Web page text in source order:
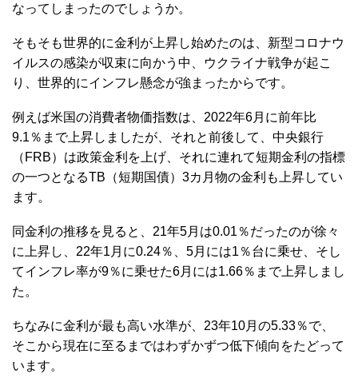
なってしまったのでしょうか。
そもそも世界的に金利が上昇し始めたのは、新型コロナウ
イルスの感染が収束に向かう中、ウクライナ戦争が起こ
り、世界的にインフレ懸念が強まったからです。
例えば米国の消費者物価指数は、2022年6月に前年比
9.1％まで上昇しましたが、それと前後して、中央銀行
（FRB）は政策金利を上げ、それに連れて短期金利の指標
の一つとなるTB（短期国債）3カ月物の金利も上昇してい
ます。
同金利の推移を見ると、21年5月は0.01％だったのが徐々
に上昇し、22年1月に0.24％、5月には1％台に乗せ、そし
てインフレ率が9％に乗せた6月には1.66％まで上昇しまし
た。
ちなみに金利が最も高い水準が、23年10月の5.33％で、
そこから現在に至るまではわずかずつ低下傾向をたどって
います。